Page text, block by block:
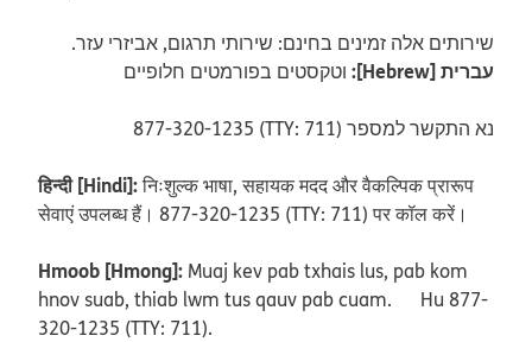
.שירותים אלה זמינים בחינם: שירותי תרגום, אביזרי עזר
:[Hebrew] עברית
877-320-1235 (TTY: 711) נא התקשר למספר
हिन्दी [Hindi]:निःशुल्क भाषा, सहायक मदद और वैकल्पिक प्रारूप
सेवाएं उपलब्ध हैं। 877-320-1235 (TTY: 711) पर कॉल करें।
Hmoob [Hmong]: Muaj kev pab txhais lus, pab kom
hnov suab, thiab lwm tus qauv pab cuam. Hu 877-
320-1235 (TTY: 711).